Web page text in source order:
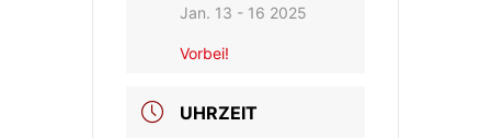
Jan. 13 - 16 2025
Vorbei!
UHRZEIT